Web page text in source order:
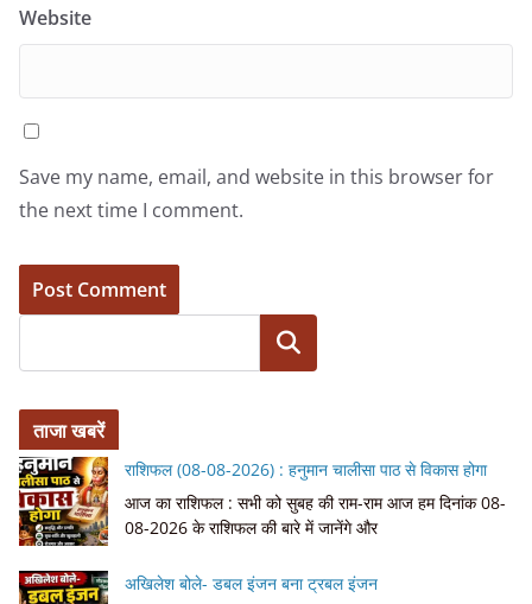
Website
Save my name, email, and website in this browser for
the next time I comment.
Search
ताजा खबरें
राशिफल (08-08-2026) : हनुमान चालीसा पाठ से विकास होगा
आज का राशिफल : सभी को सुबह की राम-राम आज हम दिनांक 08-
08-2026 के राशिफल की बारे में जानेंगे और
अखिलेश बोले- डबल इंजन बना ट्रबल इंजन